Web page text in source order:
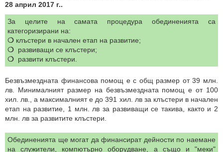
28 април 2017 г..
За целите на самата процедура обединенията са
категоризирани на:
❍ клъстери в начален етап на развитие;
❍ развиващи се клъстери;
❍ развити клъстери.
Безвъзмездната финансова помощ е с общ размер от 39 млн.
лв. Минималният размер на безвъзмездната помощ е от 100
хил. лв., а максималният е до 391 хил. лв за клъстери в начален
етап на развитие, 1 млн. лв за развиващи се такива, както и 2
млн. лв за развитите клъстери.
Обединенията ще могат да финансират дейности по наемане
на служители, компютърно оборудване, а също и "меки"